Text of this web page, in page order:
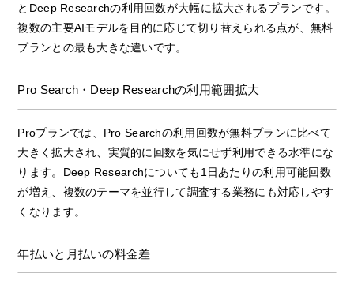
とDeep Researchの利用回数が大幅に拡大されるプランです。
複数の主要AIモデルを目的に応じて切り替えられる点が、無料
プランとの最も大きな違いです。
Pro Search・Deep Researchの利用範囲拡大
Proプランでは、Pro Searchの利用回数が無料プランに比べて
大きく拡大され、実質的に回数を気にせず利用できる水準にな
ります。Deep Researchについても1日あたりの利用可能回数
が増え、複数のテーマを並行して調査する業務にも対応しやす
くなります。
年払いと月払いの料金差